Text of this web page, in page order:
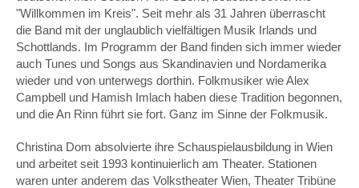
"Willkommen im Kreis". Seit mehr als 31 Jahren überrascht
die Band mit der unglaublich vielfältigen Musik Irlands und
Schottlands. Im Programm der Band finden sich immer wieder
auch Tunes und Songs aus Skandinavien und Nordamerika
wieder und von unterwegs dorthin. Folkmusiker wie Alex
Campbell und Hamish Imlach haben diese Tradition begonnen,
und die An Rinn führt sie fort. Ganz im Sinne der Folkmusik.
Christina Dom absolvierte ihre Schauspielausbildung in Wien
und arbeitet seit 1993 kontinuierlich am Theater. Stationen
waren unter anderem das Volkstheater Wien, Theater Tribüne